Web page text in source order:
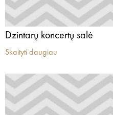
Dzintarų koncertų salė
Skaityti daugiau